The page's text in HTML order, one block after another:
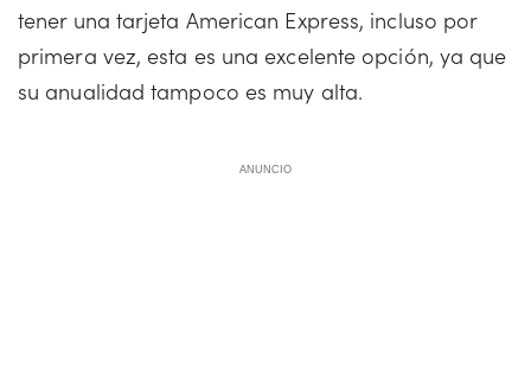
tener una tarjeta American Express, incluso por
primera vez, esta es una excelente opción, ya que
su anualidad tampoco es muy alta.
ANUNCIO